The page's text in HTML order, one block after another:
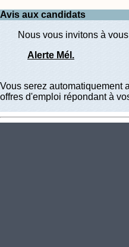
Avis aux candidats
Nous vous invitons à
Alerte Mél.
Vous serez automatiquement
offres d'emploi répondant à